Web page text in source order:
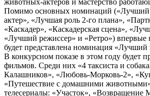
животных-актеров и мастерство
Помимо основных номинаций
актер», «Лучшая роль 2-го плана»,
«Каскадер», «Каскадерская сцена»,
«Лучший режиссер» и «Ретро») впервые
будет представлена номинация
В конкурсном показе в этом году будет
фильмов. Среди них «4 таксиста и
Калашников», «Любовь-Морковь-2»,
«Путешествие с домашними
телесериалы: «Участок», «Возвращение